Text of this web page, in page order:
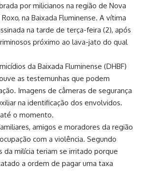
por milicianos na região de Nova
na Baixada Fluminense. A vítima
na tarde de terça-feira (2), após
próximo ao lava-jato do qual
da Baixada Fluminense (DHBF)
as testemunhas que podem
Imagens de câmeras de segurança
na identificação dos envolvidos.
o momento.
amigos e moradores da região
com a violência. Segundo
da milícia teriam se irritado porque
a ordem de pagar uma taxa